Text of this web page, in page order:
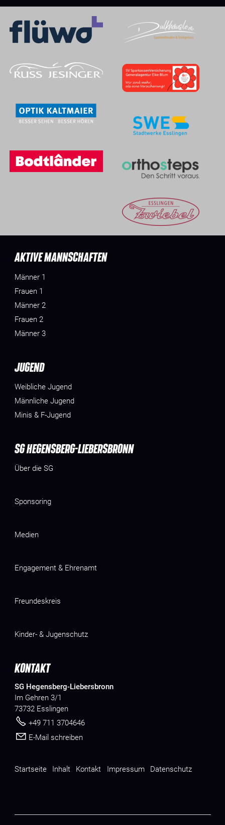
AKTIVE MANNSCHAFTEN
Männer 1
Frauen 1
Männer 2
Frauen 2
Männer 3
JUGEND
Weibliche Jugend
Männliche Jugend
Minis & F-Jugend
SG HEGENSBERG-LIEBERSBRONN
Über die SG
Sponsoring
Medien
Engagement & Ehrenamt
Freundeskreis
Kinder- & Jugenschutz
KONTAKT
SG Hegensberg-Liebersbronn
Im Gehren 3/1
73732 Esslingen
+49 711 3704646
E-Mail schreiben
Startseite Inhalt Kontakt Impressum Datenschutz